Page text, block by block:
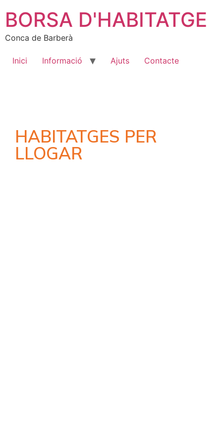
BORSA D'HABITATGE
Conca de Barberà
Inici Informació Ajuts Contacte
HABITATGES PER
LLOGAR